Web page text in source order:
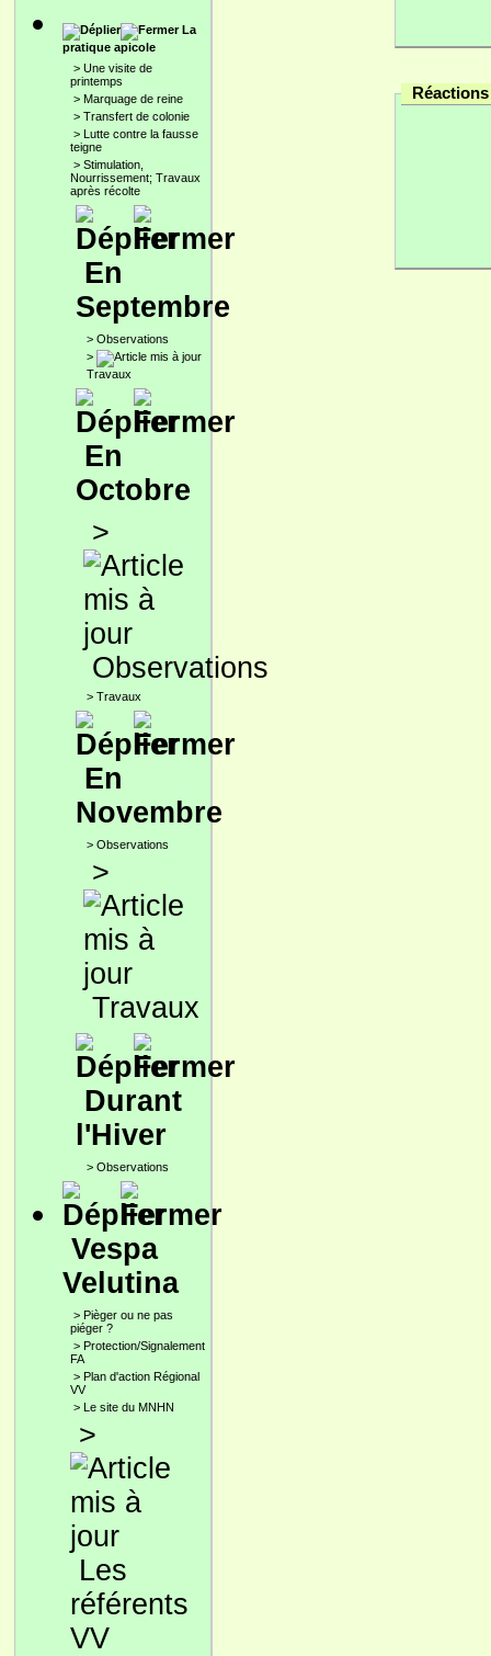
La
pratique apicole
> Une visite de
printemps
> Marquage de reine
> Transfert de colonie
> Lutte contre la fausse
teigne
> Stimulation,
Nourrissement; Travaux
après récolte
En
Septembre
> Observations
>
Travaux
En
Octobre
>
Observations
> Travaux
En
Novembre
> Observations
>
Travaux
Durant
l'Hiver
> Observations
Vespa
Velutina
> Pièger ou ne pas
piéger ?
> Protection/Signalement
FA
> Plan d'action Régional
VV
> Le site du MNHN
>
Les
référents
VV